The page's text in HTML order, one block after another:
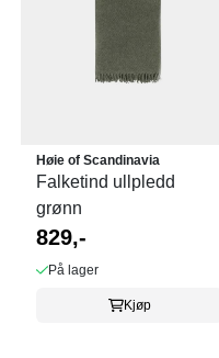
Høie of Scandinavia
Falketind ullpledd
grønn
829,-
På lager
Kjøp